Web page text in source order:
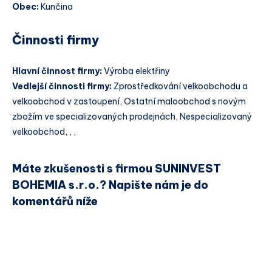
Obec: Kunčina
Činnosti firmy
Hlavní činnost firmy:Výroba elektřiny
Vedlejší činnosti firmy: Zprostředkování velkoobchodu a
velkoobchod v zastoupení, Ostatní maloobchod s novým
zbožím ve specializovaných prodejnách, Nespecializovaný
velkoobchod, , ,
Máte zkušenosti s firmou SUNINVEST
BOHEMIA s.r.o.? Napište nám je do
komentářů níže